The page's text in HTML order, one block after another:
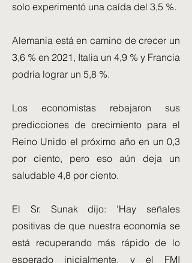
solo experimentó una caída del 3,5 %.
Alemania está en camino de crecer un
3,6 % en 2021, Italia un 4,9 % y Francia
podría lograr un 5,8 %.
Los economistas rebajaron sus
predicciones de crecimiento para el
Reino Unido el próximo año en un 0,3
por ciento, pero eso aún deja un
saludable 4,8 por ciento.
El Sr. Sunak dijo: 'Hay señales
positivas de que nuestra economía se
está recuperando más rápido de lo
esperado inicialmente, y el FMI